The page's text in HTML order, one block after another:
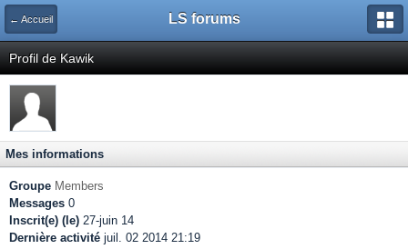
← Accueil LS forums
Profil de Kawik
Mes informations
Groupe Members
Messages 0
Inscrit(e) (le) 27-juin 14
Dernière activité juil. 02 2014 21:19